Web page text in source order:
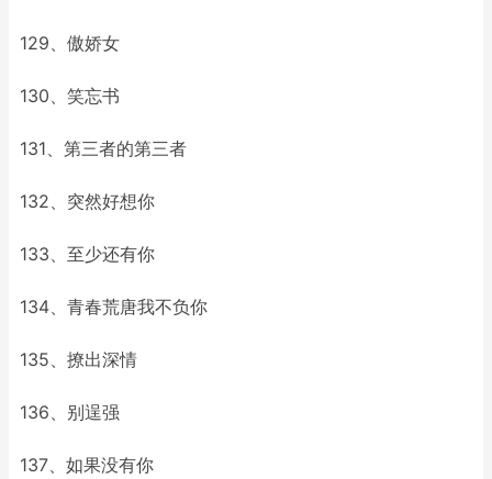
129、傲娇女
130、笑忘书
131、第三者的第三者
132、突然好想你
133、至少还有你
134、青春荒唐我不负你
135、撩出深情
136、别逞强
137、如果没有你